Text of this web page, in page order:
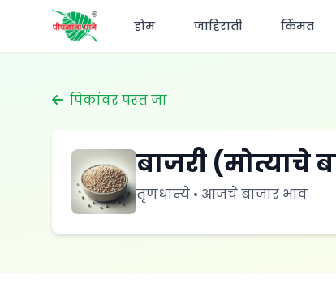
होम जाहिराती किंमत
पिकांवर परत जा
बाजरी (मोत्याचे
तृणधान्ये • आजचे बाजार भाव